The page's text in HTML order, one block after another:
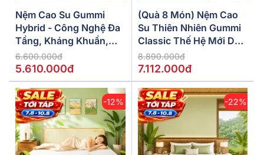
Nệm Cao Su Gummi
Hybrid - Công Nghệ Đa
Tầng, Kháng Khuẩn,
Siêu Thoáng Mát
6.600.000đ
5.610.000đ
(Quà 8 Món) Nệm Cao
Su Thiên Nhiên Gummi
Classic Thế Hệ Mới Dày
5/10/15cm
8.890.000đ
7.112.000đ
-12% -22%